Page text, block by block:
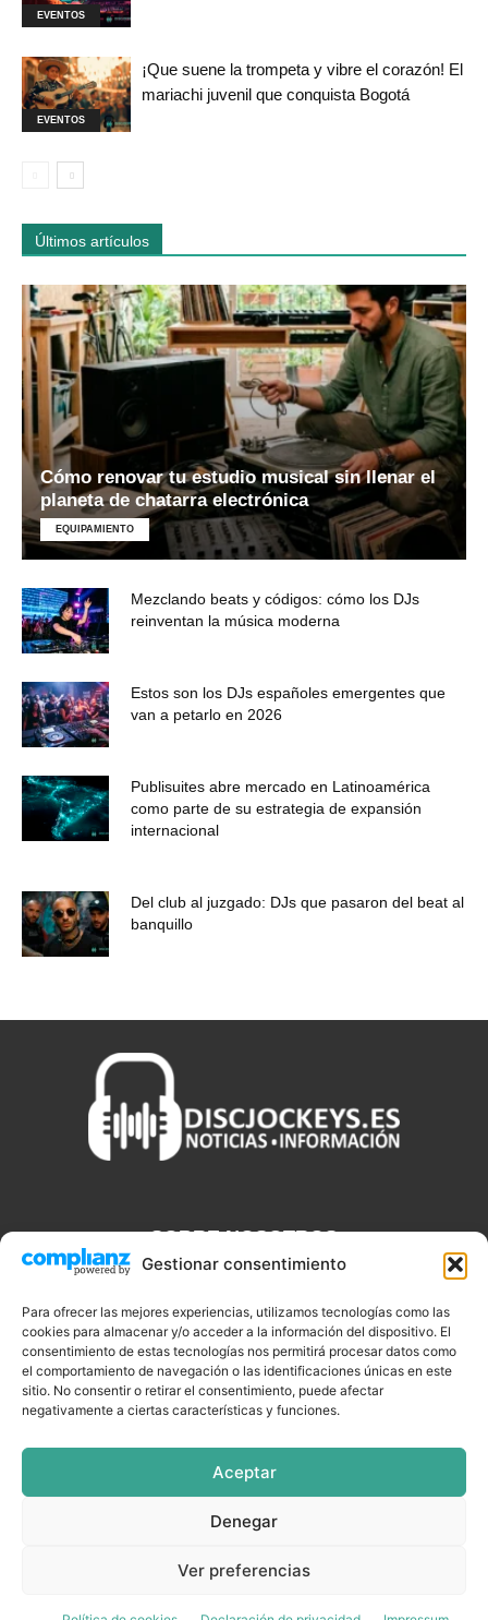
Gestionar consentimiento
Para ofrecer las mejores experiencias, utilizamos tecnologías como las
cookies para almacenar y/o acceder a la información del dispositivo. El
consentimiento de estas tecnologías nos permitirá procesar datos como
el comportamiento de navegación o las identificaciones únicas en este
sitio. No consentir o retirar el consentimiento, puede afectar
negativamente a ciertas características y funciones.
Aceptar
Denegar
Ver preferencias
EVENTOS
EVENTOS
¡Que suene la trompeta y vibre el corazón! El
mariachi juvenil que conquista Bogotá
Últimos artículos
Cómo renovar tu estudio musical sin llenar el
planeta de chatarra electrónica
EQUIPAMIENTO
Mezclando beats y códigos: cómo los DJs
reinventan la música moderna
Estos son los DJs españoles emergentes que
van a petarlo en 2026
Publisuites abre mercado en Latinoamérica
como parte de su estrategia de expansión
internacional
Del club al juzgado: DJs que pasaron del beat al
banquillo
SOBRE NOSOTROS
que necesitas saber sobre noticias, novedades, tecnologías y
aplicaciones que te ayudaran a ser un mejor Djs.
SÍGUENOS
EQUIPAMIENTO EVENTOS
TUTORIALES